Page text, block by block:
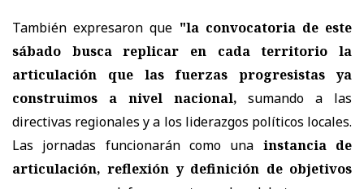
También expresaron que "la convocatoria de este
sábado busca replicar en cada territorio la
articulación que las fuerzas progresistas ya
construimos a nivel nacional, sumando a las
directivas regionales y a los liderazgos políticos locales.
Las jornadas funcionarán como una instancia de
articulación, reflexión y definición de objetivos